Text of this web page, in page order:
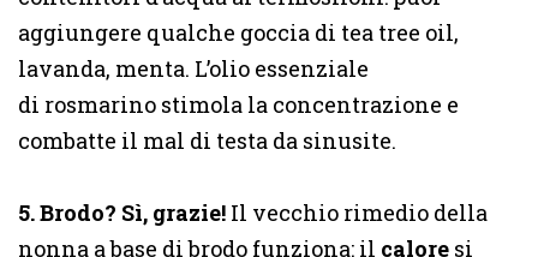
aggiungere qualche goccia di tea tree oil,
lavanda, menta. L’olio essenziale
di rosmarino stimola la concentrazione e
combatte il mal di testa da sinusite.
5. Brodo? Sì, grazie! Il vecchio rimedio della
nonna a base di brodo funziona: il calore si